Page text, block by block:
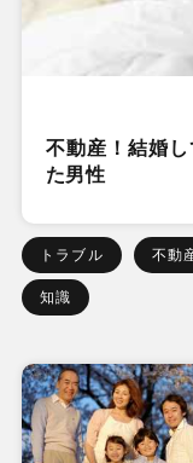
不動産！結婚
た男性
トラブル 不動
知識